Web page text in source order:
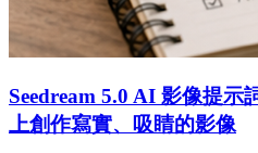
Seedream 5.0 AI 影像提示
上創作寫實、吸睛的影像